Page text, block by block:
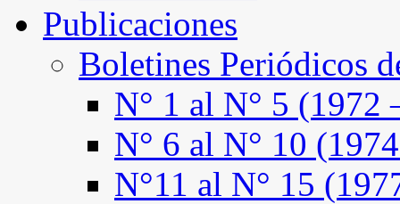
Publicaciones
Boletines Periódicos
N° 1 al N° 5 (1972
N° 6 al N° 10
N°11 al N° 15